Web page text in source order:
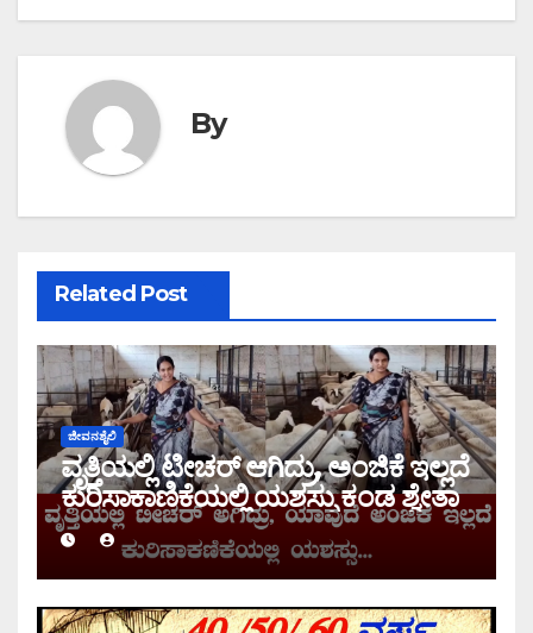
By
Related Post
ಜೀವನಶೈಲಿ
ವೃತ್ತಿಯಲ್ಲಿ ಟೀಚರ್ ಆಗಿದ್ರು, ಅಂಜಿಕೆ ಇಲ್ಲದೆ
ಕುರಿಸಾಕಾಣಿಕೆಯಲ್ಲಿ ಯಶಸ್ಸು ಕಂಡ ಶ್ವೇತಾ